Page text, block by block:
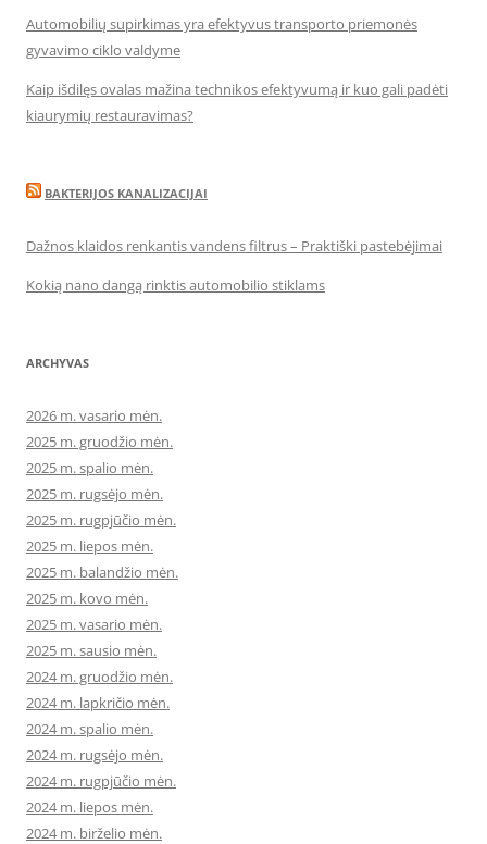
Automobilių supirkimas yra efektyvus transporto priemonės
gyvavimo ciklo valdyme
Kaip išdilęs ovalas mažina technikos efektyvumą ir kuo gali padėti
kiaurymių restauravimas?
BAKTERIJOS KANALIZACIJAI
Dažnos klaidos renkantis vandens filtrus – Praktiški pastebėjimai
Kokią nano dangą rinktis automobilio stiklams
ARCHYVAS
2026 m. vasario mėn.
2025 m. gruodžio mėn.
2025 m. spalio mėn.
2025 m. rugsėjo mėn.
2025 m. rugpjūčio mėn.
2025 m. liepos mėn.
2025 m. balandžio mėn.
2025 m. kovo mėn.
2025 m. vasario mėn.
2025 m. sausio mėn.
2024 m. gruodžio mėn.
2024 m. lapkričio mėn.
2024 m. spalio mėn.
2024 m. rugsėjo mėn.
2024 m. rugpjūčio mėn.
2024 m. liepos mėn.
2024 m. birželio mėn.